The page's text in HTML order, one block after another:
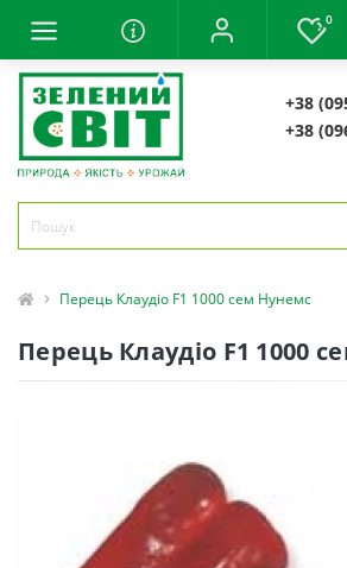
0
+38
+38
Перець Клаудіо F1 1000 сем Нунемс
Перець Клаудіо F1 1000